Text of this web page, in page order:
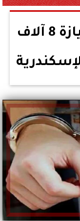
حبس تاجر متهم بحيازة 8 آلاف